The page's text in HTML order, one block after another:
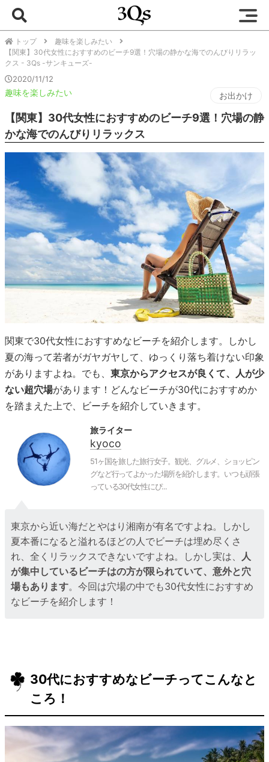
トップ
趣味を楽しみたい
【関東】30代女性におすすめのビーチ9選！穴場の静かな海でのんびりリラッ
クス - 3Qs -サンキューズ-
2020/11/12
趣味を楽しみたい お出かけ
【関東】30代女性におすすめのビーチ9選！穴場の静
かな海でのんびりリラックス
関東で30代女性におすすめなビーチを紹介します。しかし
夏の海って若者がガヤガヤして、ゆっくり落ち着けない印象
がありますよね。でも、 東京からアクセスが良くて、人が少
ない超穴場があります！どんなビーチが30代におすすめか
を踏まえた上で、ビーチを紹介していきます。
旅ライター
kyoco
51ヶ国を旅した旅行女子。観光、グルメ、ショッピン
グなど行ってよかった場所を紹介します。いつも頑張
っている30代女性にぴ...
東京から近い海だとやはり湘南が有名ですよね。しかし
夏本番になると溢れるほどの人でビーチは埋め尽くさ
れ、全くリラックスできないですよね。しかし実は、
人
が集中しているビーチはの方が限られていて、意外と穴
場もあります。今回は穴場の中でも30代女性におすすめ
なビーチを紹介します！
30代におすすめなビーチってこんなと
ころ！